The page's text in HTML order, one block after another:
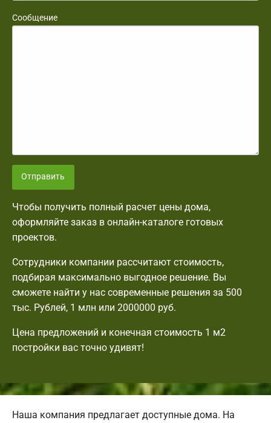
Сообщение
Отправить
Чтобы получить полный расчет цены дома,
оформляйте заказ в онлайн-каталоге готовых
проектов.
Сотрудники компании рассчитают стоимость,
подбирая максимально выгодное решение. Вы
сможете найти у нас современные решения за 500
тыс. Рублей, 1 млн или 2000000 руб.
Цена предложений и конечная стоимость 1 м2
постройки вас точно удивят!
Наша компания предлагает доступные дома. На